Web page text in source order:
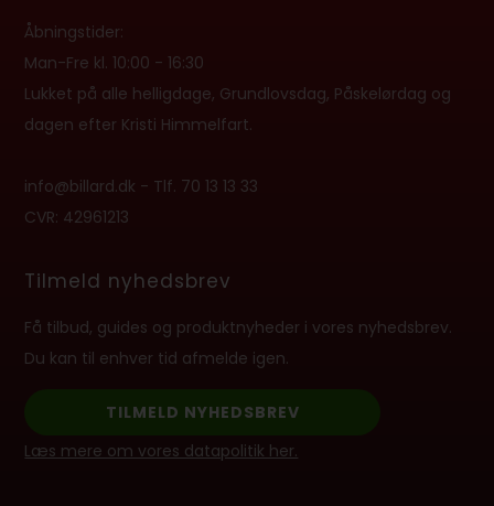
Åbningstider:
Man-Fre kl. 10:00 - 16:30
Lukket på alle helligdage, Grundlovsdag, Påskelørdag og
dagen efter Kristi Himmelfart.
info@billard.dk - Tlf. 70 13 13 33
CVR: 42961213
Tilmeld nyhedsbrev
Få tilbud, guides og produktnyheder i vores nyhedsbrev.
Du kan til enhver tid afmelde igen.
TILMELD NYHEDSBREV
Læs mere om vores datapolitik her.